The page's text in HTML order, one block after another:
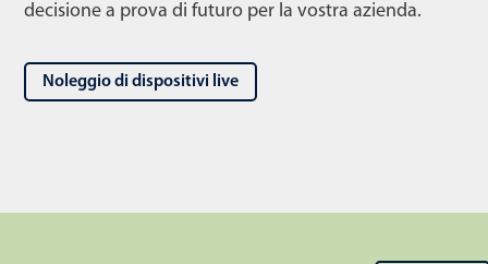
decisione a prova di futuro per la vostra azienda.
Noleggio di dispositivi live